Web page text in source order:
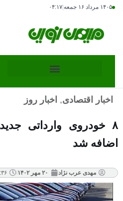
۱۴۰۵ مرداد ۱۶ جمعه ۰۴:۱۷
اخبار اقتصادی, اخبار روز
۸ خودروی وارداتی
اضافه شد
مهدی عرب نژاد ۲۰ مهر ۱۴۰۲